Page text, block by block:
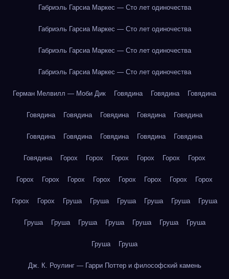
Габриэль Гарсиа Маркес — Сто лет одиночества
Габриэль Гарсиа Маркес — Сто лет одиночества
Габриэль Гарсиа Маркес — Сто лет одиночества
Габриэль Гарсиа Маркес — Сто лет одиночества
Герман Мелвилл — Моби Дик Говядина Говядина Говядина
Говядина Говядина Говядина Говядина Говядина
Говядина Говядина Говядина Говядина Говядина
Говядина Горох Горох Горох Горох Горох Горох
Горох Горох Горох Горох Горох Горох Горох Горох
Горох Горох Груша Груша Груша Груша Груша Груша
Груша Груша Груша Груша Груша Груша Груша
Груша Груша
Дж. К. Роулинг — Гарри Поттер и философский камень